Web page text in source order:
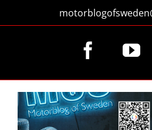
innehållet